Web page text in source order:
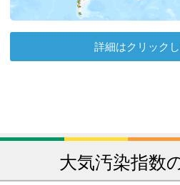
詳細はクリック
大気汚染指数